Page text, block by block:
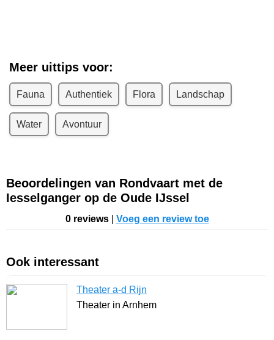
Meer uittips voor:
Fauna Authentiek Flora Landschap
Water Avontuur
Beoordelingen van Rondvaart met de
Iesselganger op de Oude IJssel
0 reviews| Voeg een review toe
Ook interessant
Theater a-d Rijn
Theater in Arnhem